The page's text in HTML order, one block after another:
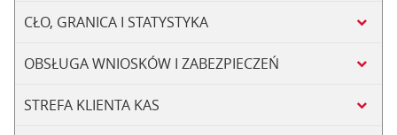
CŁO, GRANICA I STATYSTYKA
OBSŁUGA WNIOSKÓW I ZABEZPIECZEŃ
STREFA KLIENTA KAS